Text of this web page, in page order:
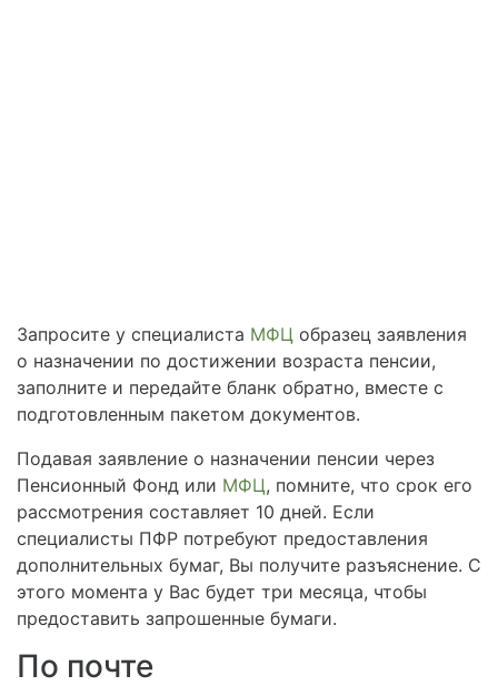
Запросите у специалиста МФЦ образец заявления
о назначении по достижении возраста пенсии,
заполните и передайте бланк обратно, вместе с
подготовленным пакетом документов.
Подавая заявление о назначении пенсии через
Пенсионный Фонд или МФЦ, помните, что срок его
рассмотрения составляет 10 дней. Если
специалисты ПФР потребуют предоставления
дополнительных бумаг, Вы получите разъяснение. С
этого момента у Вас будет три месяца, чтобы
предоставить запрошенные бумаги.
По почте